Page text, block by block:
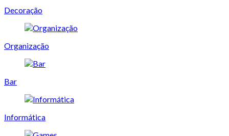
Decoração
Organização
Bar
Informática